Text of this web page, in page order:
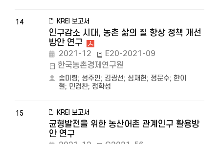
14 KREI 보고서
인구감소 시대, 농촌 삶의 질 향상 정책 개선
방안 연구
2021-12
E20-2021-09
한국농촌경제연구원
송미령; 성주인; 김광선; 심재헌; 정문수; 한이
철; 민경찬; 정학성
15 KREI 보고서
균형발전을 위한 농산어촌 관계인구 활용방
안 연구